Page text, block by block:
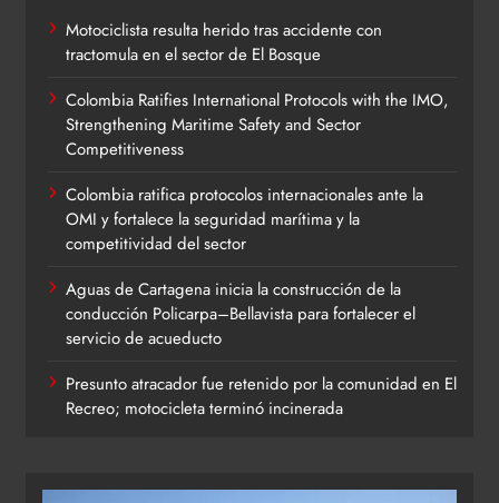
Motociclista resulta herido tras accidente con
tractomula en el sector de El Bosque
Colombia Ratifies International Protocols with the IMO,
Strengthening Maritime Safety and Sector
Competitiveness
Colombia ratifica protocolos internacionales ante la
OMI y fortalece la seguridad marítima y la
competitividad del sector
Aguas de Cartagena inicia la construcción de la
conducción Policarpa–Bellavista para fortalecer el
servicio de acueducto
Presunto atracador fue retenido por la comunidad en El
Recreo; motocicleta terminó incinerada